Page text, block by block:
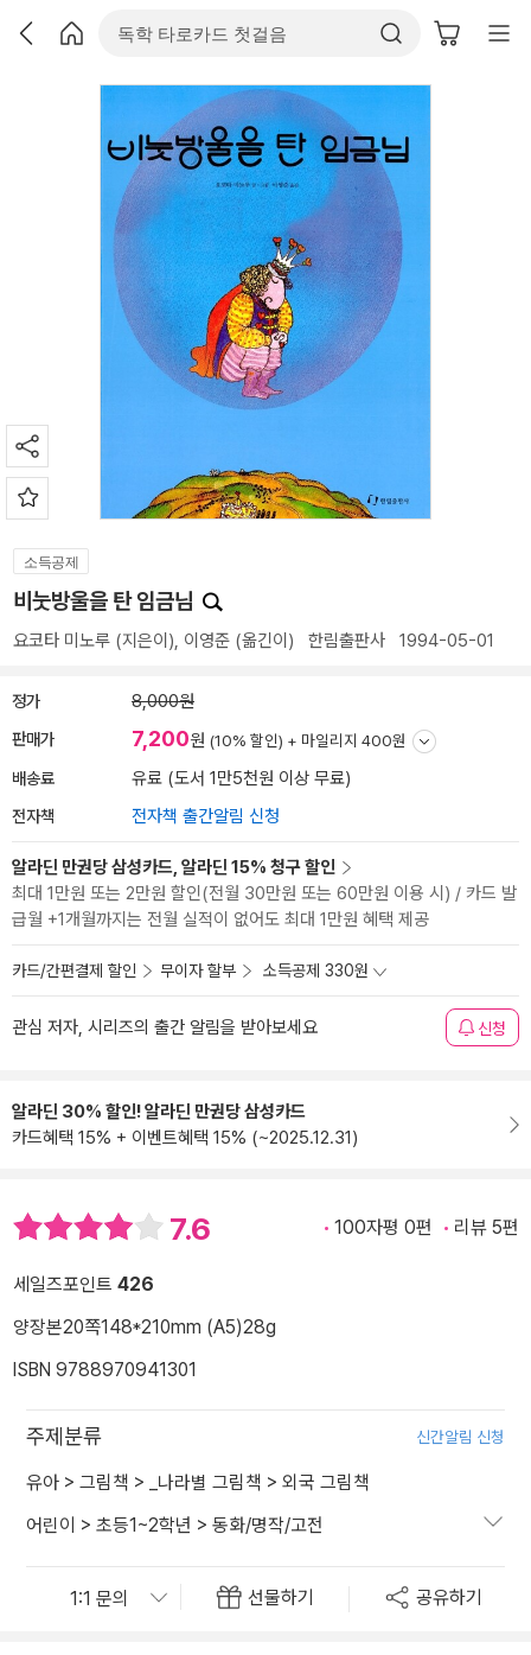
소득공제
비눗방울을 탄 임금님
요코타 미노루 (지은이), 이영준 (옮긴이) 한림출판사 1994-05-01
정가 8,000원
판매가 7,200원 (10% 할인) + 마일리지 400원
배송료 유료 (도서 1만5천원 이상 무료)
전자책 전자책 출간알림 신청
알라딘 만권당 삼성카드, 알라딘 15% 청구 할인
최대 1만원 또는 2만원 할인(전월 30만원 또는 60만원 이용 시) / 카드 발
급월 +1개월까지는 전월 실적이 없어도 최대 1만원 혜택 제공
카드/간편결제 할인 무이자 할부 소득공제 330원
관심 저자, 시리즈의 출간 알림을 받아보세요 신청
알라딘 30% 할인! 알라딘 만권당 삼성카드
카드혜택 15% + 이벤트혜택 15% (~2025.12.31)
7.6 100자평 0편 리뷰 5편
세일즈포인트 426
양장본20쪽148*210mm (A5)28g
ISBN 9788970941301
주제분류 신간알림 신청
유아 > 그림책 > _나라별 그림책 > 외국 그림책
어린이 > 초등1~2학년 > 동화/명작/고전
선물하기 공유하기